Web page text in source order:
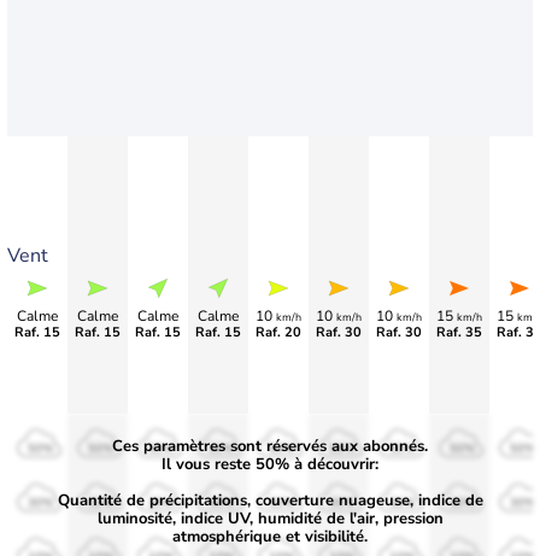
Vent
Calme
Raf. 15
Calme
Raf. 15
Calme
Raf. 15
Calme
Raf. 15
10 km/h
Raf. 20
10 km/h
Raf. 30
10 km/h
Raf. 30
15 km/h
Raf. 35
15 km/
Raf.
50%
30%
50%
30%
50%
30%
50%
30%
50%
30%
50%
30%
50%
30% 30% 30%
Ces paramètres sont réservés aux abonnés.
Il vous reste 50% à découvrir:
Quantité de précipitations, couverture nuageuse, indice de
luminosité, indice UV, humidité de l'air, pression
atmosphérique et visibilité.